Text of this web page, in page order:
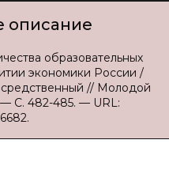
описание
образовательных
экономики России /
// Молодой
С. 482-485. — URL: